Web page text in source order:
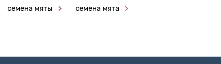
семена мяты семена мята